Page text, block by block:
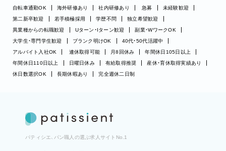
自転車通勤OK
海外研修あり 社内研修あり 急募
未経験歓迎
第二新卒歓迎
若手積極採用 学歴不問
独立希望歓迎
異業種からの転職歓迎
Uターン・Iターン歓迎
副業・WワークOK
大学生・専門学生歓迎
ブランク明けOK
40代・50代活躍中
アルバイト入社OK
連休取得可能 月8回休み
年間休日105日以上
年間休日110日以上
日曜日休み 有給取得推奨
産休・育休取得実績あり
休日数選択OK
長期休暇あり 完全週休二日制
パティシエ、パン職人の選ぶ求人サイトNo.1